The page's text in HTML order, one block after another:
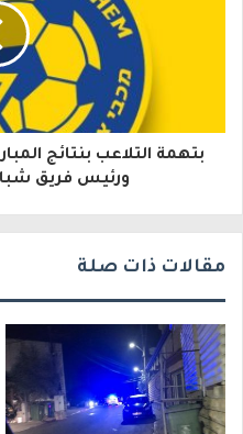
ن
بتهمة التلاعب بنتائج
ورئيس فريق
مقالات ذات صلة